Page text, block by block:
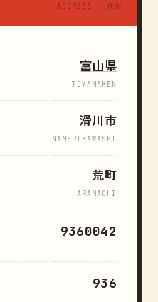
ADDRESS · 住所
富山県
TOYAMAKEN
滑川市
NAMERIKAWASHI
荒町
ARAMACHI
9360042
936